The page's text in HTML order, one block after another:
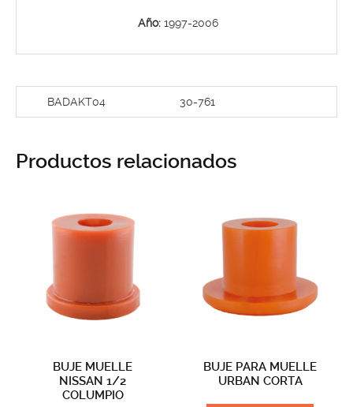
Año: 1997-2006
BADAKT04 30-761
Productos relacionados
BUJE MUELLE
NISSAN 1/2
COLUMPIO
BUJE PARA MUELLE
URBAN CORTA